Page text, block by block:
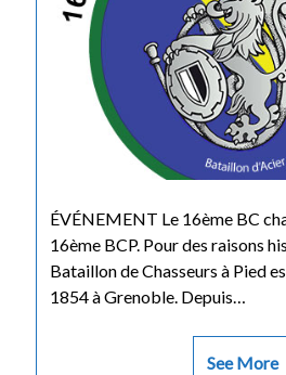
ÉVÉNEMENT Le 16ème BC
16ème BCP. Pour des raisons
Bataillon de Chasseurs à Pied
1854 à Grenoble. Depuis…
See More